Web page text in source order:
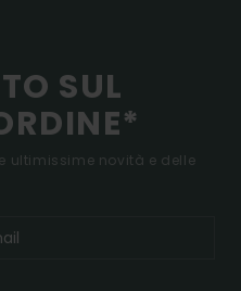
SUL
ultimissime novità e delle